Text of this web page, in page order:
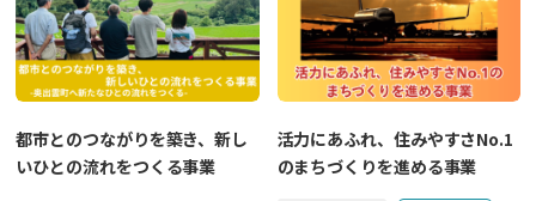
都市とのつながりを築き、新し
いひとの流れをつくる事業
活力にあふれ、住みやすさNo.1
のまちづくりを進める事業